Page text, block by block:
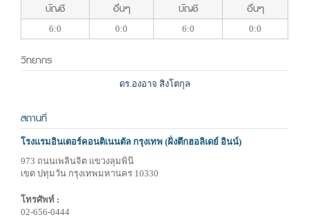
บัญชี
อื่นๆ บัญชี อื่นๆ
6:0 0:0 6:0 0:0
วิทยากร
ดร.องอาจ สิงโตกุล
สถานที่
โรงแรมอินเตอร์คอนติเนนตัล กรุงเทพ (ฝั่งตึกฮอลิเดย์ อินน์)
973 ถนนเพลินจิต แขวงลุมพินี
เขต ปทุมวัน กรุงเทพมหานคร 10330
โทรศัพท์ :
02-656-0444